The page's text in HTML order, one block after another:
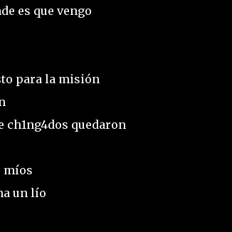
es que vengo
para la misión
ch1ng4dos quedaron
míos
un lío